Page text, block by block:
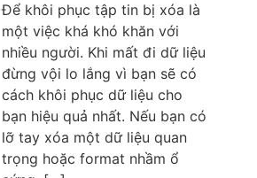
Để khôi phục tập tin bị xóa là
một việc khá khó khăn với
nhiều người. Khi mất đi dữ liệu
đừng vội lo lắng vì bạn sẽ có
cách khôi phục dữ liệu cho
bạn hiệu quả nhất. Nếu bạn có
lỡ tay xóa một dữ liệu quan
trọng hoặc format nhầm ổ